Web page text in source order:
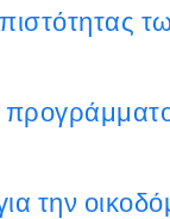
την